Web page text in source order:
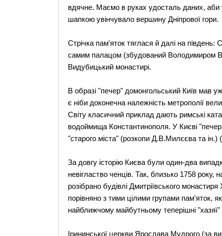
вдячне. Маємо в руках удосталь даних,
шапкою увінчувало вершину Дніпрової гори.
Стрічка пам'яток тяглася й далі на
самим палацом (збудований Володимиром
Видубицький монастирі.
В образі "печер" домонгольський Київ мав
є ніби доконечна належність метрополії
Світу класичний приклад дають римські
водоймища Константинополя. У Києві
"старого міста" (розкопи Д.В.Милєєва та ін.)
За довгу історію Києва були один-два
невігластво ченців. Так, близько 1758
розібрано будівлі Дмитріївського
порівняно з тими цілими групами пам'яток,
найближчому майбутньому теперішні
Ірининської церкви Ярослава Мудрого (за